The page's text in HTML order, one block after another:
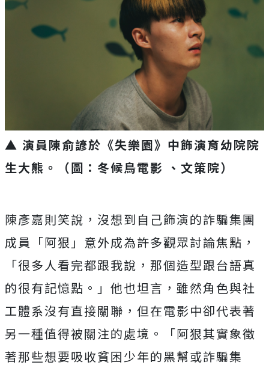
▲ 演員陳俞諺於《失樂園》中飾演育幼院院
生大熊。（圖：冬候鳥電影 、文策院）
陳彥嘉則笑說，沒想到自己飾演的詐騙集團
成員「阿狠」 意外成為許多觀眾討論焦點，
「很多人看完都跟我說， 那個造型跟台語真
的很有記憶點。」他也坦言， 雖然角色與社
工體系沒有直接關聯， 但在電影中卻代表著
另一種值得被關注的處境。「阿狠其實象徵
著那些想要吸收貧困少年的黑幫或詐騙集